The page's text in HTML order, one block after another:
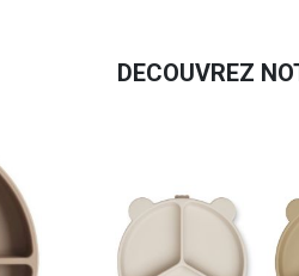
DECOUVREZ